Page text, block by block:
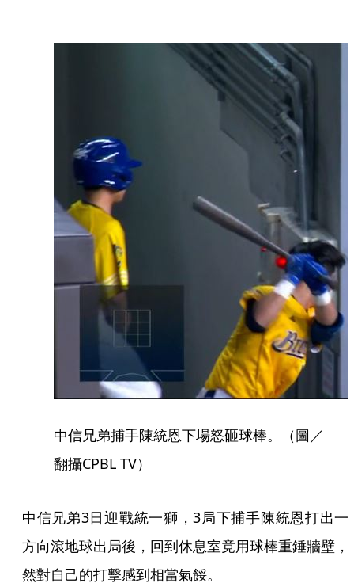
中信兄弟捕手陳統恩下場怒砸球棒。（圖／
翻攝CPBL TV）
中信兄弟3日迎戰統一獅，3局下捕手陳統恩打出一
方向滾地球出局後，回到休息室竟用球棒重錘牆壁，
然對自己的打擊感到相當氣餒。